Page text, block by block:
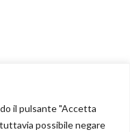
il pulsante "Accetta
possibile negare